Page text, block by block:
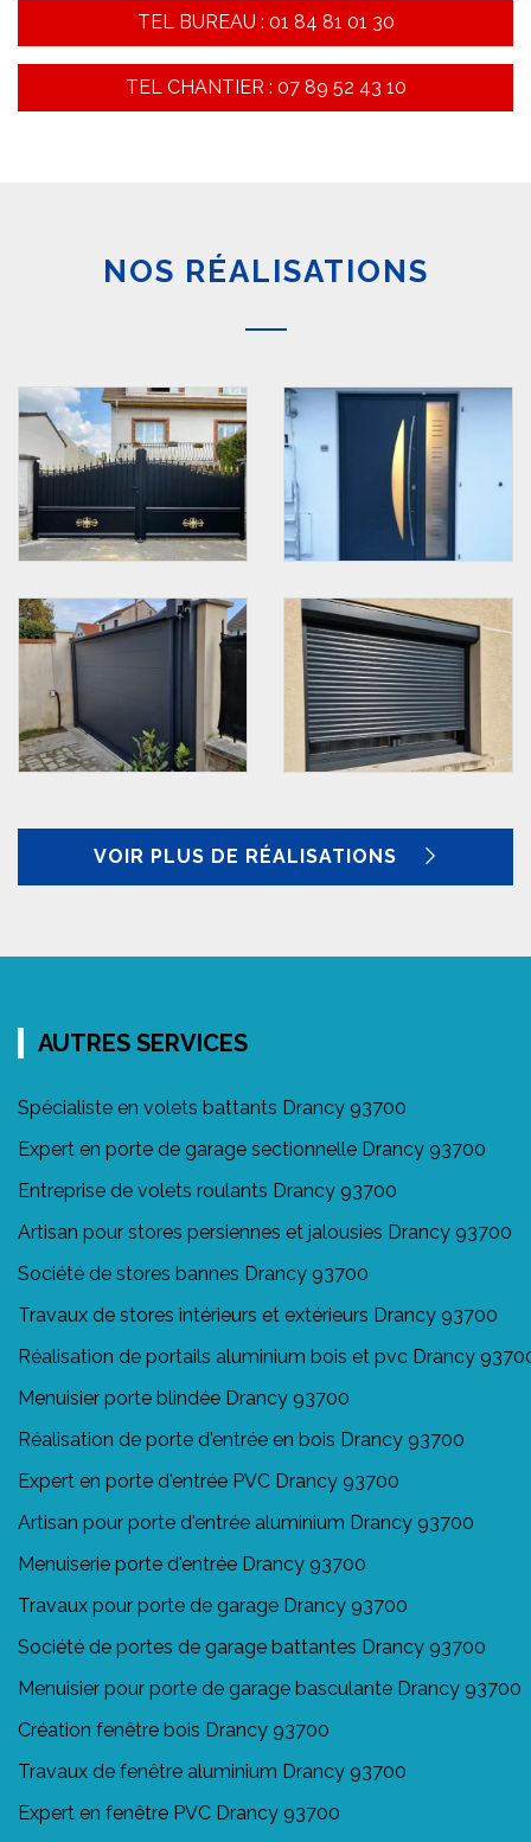
TEL BUREAU : 01 84 81 01 30
TEL CHANTIER : 07 89 52 43 10
NOS RÉALISATIONS
VOIR PLUS DE RÉALISATIONS
AUTRES SERVICES
Spécialiste en volets battants Drancy 93700
Expert en porte de garage sectionnelle Drancy 93700
Entreprise de volets roulants Drancy 93700
Artisan pour stores persiennes et jalousies Drancy 93700
Société de stores bannes Drancy 93700
Travaux de stores intérieurs et extérieurs Drancy 93700
Réalisation de portails aluminium bois et pvc Drancy
Menuisier porte blindée Drancy 93700
Réalisation de porte d'entrée en bois Drancy 93700
Expert en porte d'entrée PVC Drancy 93700
Artisan pour porte d'entrée aluminium Drancy 93700
Menuiserie porte d'entrée Drancy 93700
Travaux pour porte de garage Drancy 93700
Société de portes de garage battantes Drancy 93700
Menuisier pour porte de garage basculante Drancy 93700
Création fenêtre bois Drancy 93700
Travaux de fenêtre aluminium Drancy 93700
Expert en fenêtre PVC Drancy 93700